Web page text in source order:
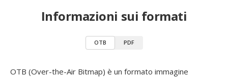
Informazioni sui formati
OTB PDF
OTB (Over-the-Air Bitmap) è un formato immagine